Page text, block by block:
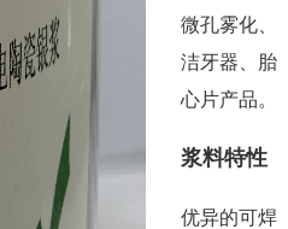
微孔雾化、
洁牙器、胎
心片产品。
浆料特性
优异的可焊